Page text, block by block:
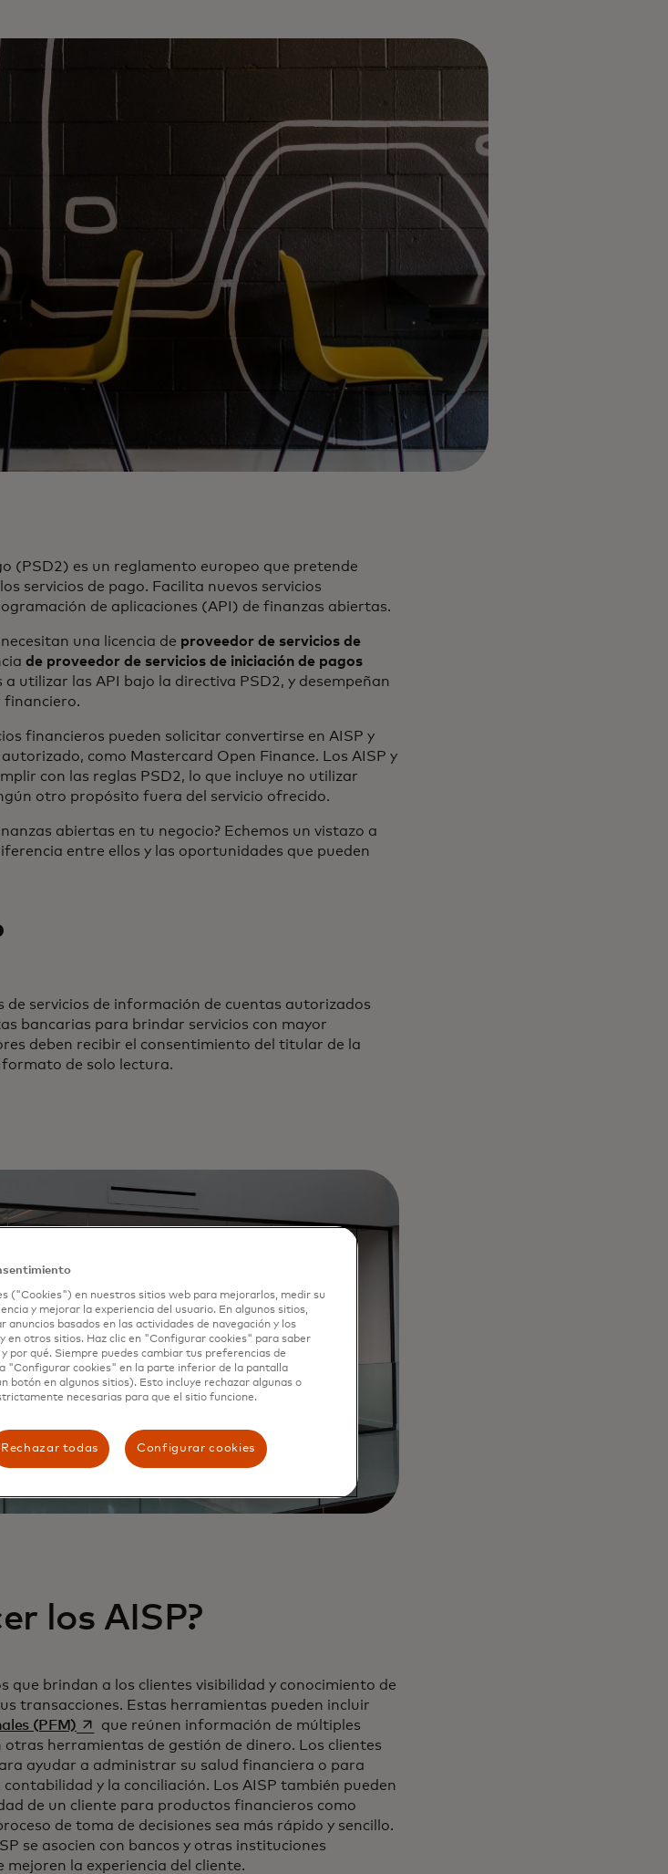
(PSD2) es un reglamento europeo que pretende
servicios de pago. Facilita nuevos servicios
de aplicaciones (API) de finanzas abiertas.
una licencia de proveedor de servicios de
de proveedor de servicios de iniciación de pagos
utilizar las API bajo la directiva PSD2, y desempeñan
financiero.
financieros pueden solicitar convertirse en AISP y
como Mastercard Open Finance. Los AISP y
con las reglas PSD2, lo que incluye no utilizar
otro propósito fuera del servicio ofrecido.
abiertas en tu negocio? Echemos un vistazo a
entre ellos y las oportunidades que pueden
de servicios de información de cuentas autorizados
bancarias para brindar servicios con mayor
deben recibir el consentimiento del titular de la
de solo lectura.
los AISP?
que brindan a los clientes visibilidad y conocimiento de
transacciones. Estas herramientas pueden incluir
(PFM) se abre en una pestaña nueva
que reúnen información de múltiples
herramientas de gestión de dinero. Los clientes
ayudar a administrar su salud financiera o para
y la conciliación. Los AISP también pueden
de un cliente para productos financieros como
de toma de decisiones sea más rápido y sencillo.
se asocien con bancos y otras instituciones
la experiencia del cliente.
("Cookies") en nuestros sitios web para mejorarlos, medir su
y mejorar la experiencia del usuario. En algunos sitios,
basados en las actividades de navegación y los
en otros sitios. Haz clic en "Configurar cookies" para saber
por qué. Siempre puedes cambiar tus preferencias de
"Configurar cookies" en la parte inferior de la pantalla
botón en algunos sitios). Esto incluye rechazar algunas o
necesarias para que el sitio funcione.
Rechazar todas Configurar cookies